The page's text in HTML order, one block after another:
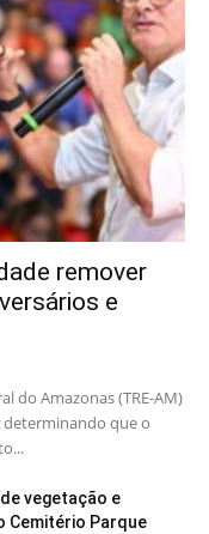
remover
e
do Amazonas (TRE-AM)
determinando que o
vegetação e
Cemitério Parque